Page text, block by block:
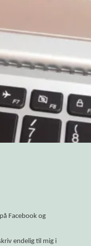
Facebook og
endelig til mig i